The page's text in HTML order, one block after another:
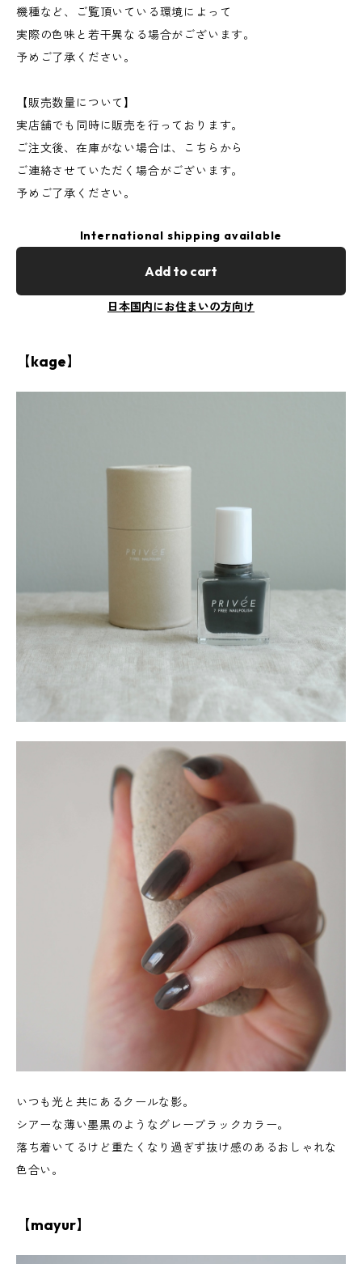
機種など、ご覧頂いている環境によって
実際の色味と若干異なる場合がございます。
予めご了承ください。
【販売数量について】
実店舗でも同時に販売を行っております。
ご注文後、在庫がない場合は、こちらから
ご連絡させていただく場合がございます。
予めご了承ください。
International shipping available
Add to cart
日本国内にお住まいの方向け
【kage】
いつも光と共にあるクールな影。
シアーな薄い墨黒のようなグレーブラックカラー。
落ち着いてるけど重たくなり過ぎず抜け感のあるおしゃれな
色合い。
【mayur】